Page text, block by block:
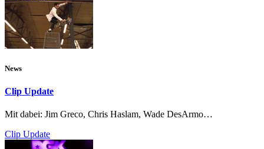
News
Clip Update
Mit dabei: Jim Greco, Chris Haslam, Wade DesArmo…
Clip Update